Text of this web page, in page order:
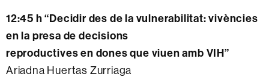
12:45 h “Decidir des de la vulnerabilitat: vivències
en la presa de decisions
reproductives en dones que viuen amb VIH”
Ariadna Huertas Zurriaga